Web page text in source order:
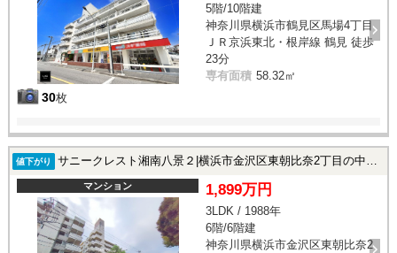
30枚
5階/10階建
神奈川県横浜市鶴見区馬場4丁目
ＪＲ京浜東北・根岸線 鶴見 徒歩
23分
専有面積 58.32㎡
値下がり サニークレスト湘南八景２|横浜市金沢区東朝比奈2丁目の中古マンション
マンション 1,899万円
3LDK / 1988年
6階/6階建
神奈川県横浜市金沢区東朝比奈2